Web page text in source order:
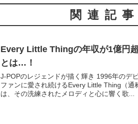
関連記事
Every Little Thingの年収が1億円
とは…！
J-POPのレジェンドが描く輝き 1996年のデ
ファンに愛され続けるEvery Little Thing（
は、その洗練されたメロディと心に響く歌...